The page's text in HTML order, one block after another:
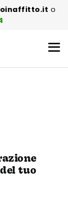
o
tuo